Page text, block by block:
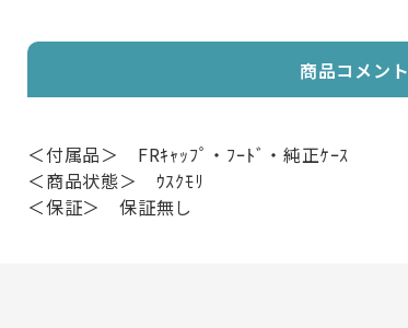
商品コメント
＜付属品＞ FRｷｬｯﾌﾟ・ﾌｰﾄﾞ・純正ｹｰｽ
＜商品状態＞ ｳｽｸﾓﾘ
＜保証＞ 保証無し